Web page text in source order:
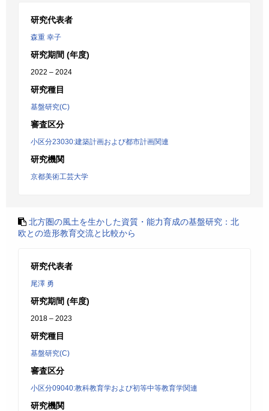
研究代表者
森重 幸子
研究期間 (年度)
2022 – 2024
研究種目
基盤研究(C)
審査区分
小区分23030:建築計画および都市計画関連
研究機関
京都美術工芸大学
北方圏の風土を生かした資質・能力育成の基盤研究：北
欧との造形教育交流と比較から
研究代表者
尾澤 勇
研究期間 (年度)
2018 – 2023
研究種目
基盤研究(C)
審査区分
小区分09040:教科教育学および初等中等教育学関連
研究機関